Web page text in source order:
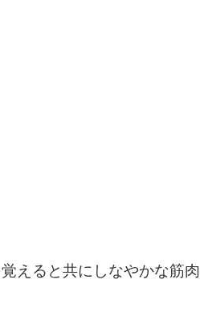
えると共にしなやかな筋肉